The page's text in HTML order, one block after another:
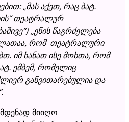
„მას აქეთ, რაც ბატ.
“ თეატრალურ
“) „ენის წაგრძელება
რომ თეატრალური
იმ ხანათ ისე მოხთა, რომ
ემბემ, რომელიც
განვითარებულია და
.
მიიღო